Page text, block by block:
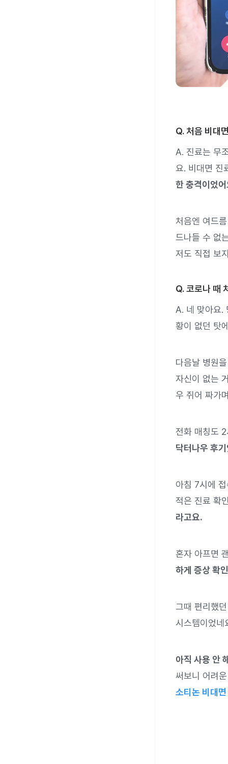
Q. 처음 비대
A. 진료는 무
요. 비대면 진
한 충격이었
처음엔 여드
드나들 수 없
저도 직접 보
Q. 코로나 때
A. 네 맞아요.
황이 없던 탓
다음날 병원
자신이 없는
우 쥐어 짜가
전화 매칭도
닥터나우 후
아침 7시에
적은 진료 확
라고요.
혼자 아프면
하게 증상 확
그때 편리했
시스템이었네
아직 사용 안
써보니 어려
소티논 비대